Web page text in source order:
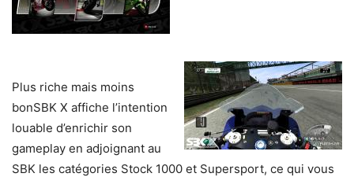
Plus riche mais moins
bonSBK X affiche l’intention
louable d’enrichir son
gameplay en adjoignant au
SBK les catégories Stock 1000 et Supersport, ce qui vous